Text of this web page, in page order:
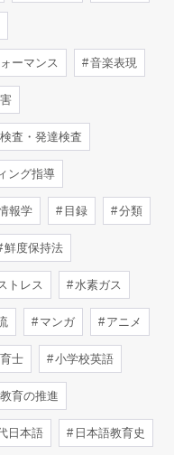
ーマンス 音楽表現
査・発達検査
ング指導
報学 目録 分類
鮮度保持法
トレス 水素ガス
マンガ アニメ
士 小学校英語
育の推進
日本語 日本語教育史